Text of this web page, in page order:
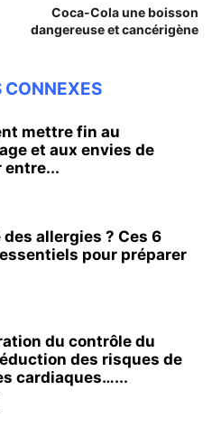
Coca-Cola une boisson
dangereuse et cancérigène
CONNEXES
mettre fin au
et aux envies de
entre...
des allergies ? Ces 6
pour préparer
du contrôle du
des risques de
cardiaques…...